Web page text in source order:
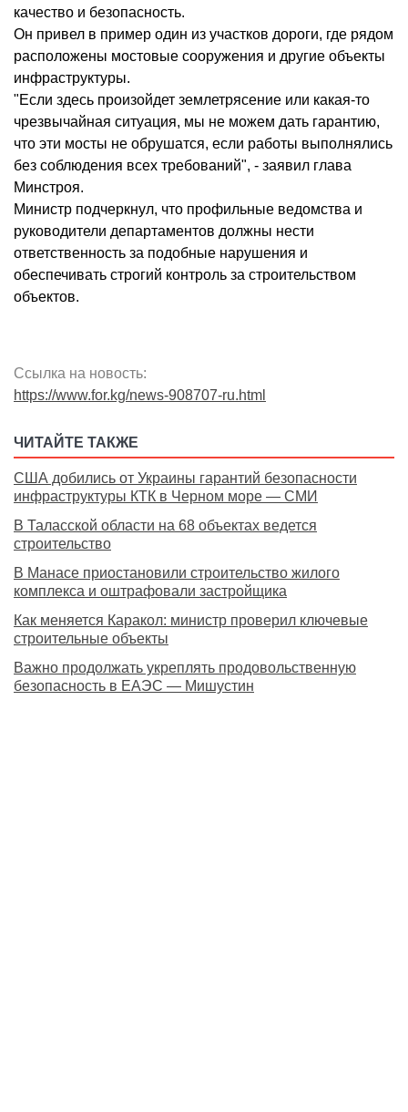
качество и безопасность.
Он привел в пример один из участков дороги, где рядом
расположены мостовые сооружения и другие объекты
инфраструктуры.
"Если здесь произойдет землетрясение или какая-то
чрезвычайная ситуация, мы не можем дать гарантию,
что эти мосты не обрушатся, если работы выполнялись
без соблюдения всех требований", - заявил глава
Минстроя.
Министр подчеркнул, что профильные ведомства и
руководители департаментов должны нести
ответственность за подобные нарушения и
обеспечивать строгий контроль за строительством
объектов.
Ссылка на новость:
https://www.for.kg/news-908707-ru.html
ЧИТАЙТЕ ТАКЖЕ
США добились от Украины гарантий безопасности
инфраструктуры КТК в Черном море — СМИ
В Таласской области на 68 объектах ведется
строительство
В Манасе приостановили строительство жилого
комплекса и оштрафовали застройщика
Как меняется Каракол: министр проверил ключевые
строительные объекты
Важно продолжать укреплять продовольственную
безопасность в ЕАЭС — Мишустин